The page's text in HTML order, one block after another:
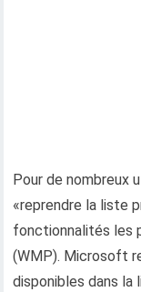
Pour de nombreux
«reprendre la liste
fonctionnalités les
(WMP). Microsoft
disponibles dans la